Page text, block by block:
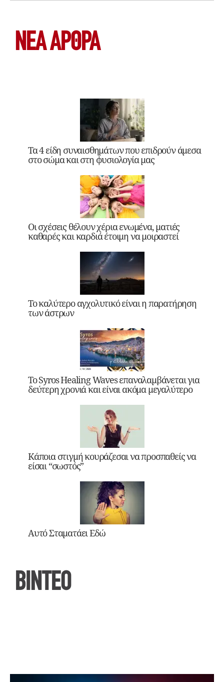
ΝΕΑ ΆΡΘΡΑ
Τα 4 είδη συναισθημάτων που επιδρούν άμεσα
στο σώμα και στη φυσιολογία μας
Οι σχέσεις θέλουν χέρια ενωμένα, ματιές
καθαρές και καρδιά έτοιμη να μοιραστεί
Το καλύτερο αγχολυτικό είναι η παρατήρηση
των άστρων
Το Syros Healing Waves επαναλαμβάνεται για
δεύτερη χρονιά και είναι ακόμα μεγαλύτερο
Κάποια στιγμή κουράζεσαι να προσπαθείς να
είσαι “σωστός”
Αυτό Σταματάει Εδώ
ΒΙΝΤΕΟ